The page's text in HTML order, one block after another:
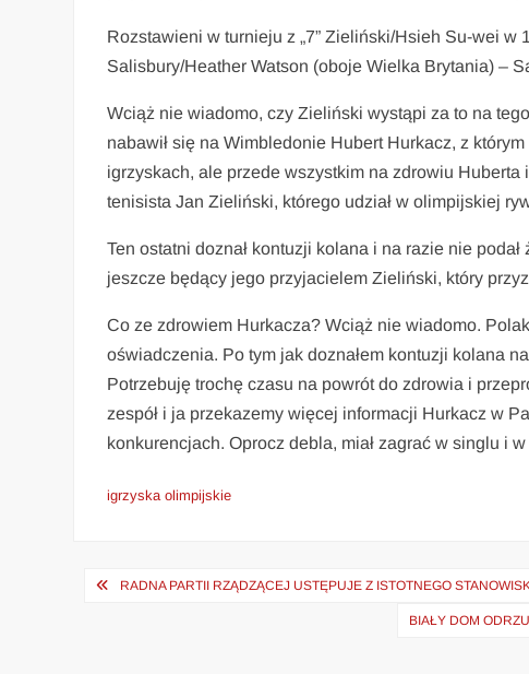
Rozstawieni w turnieju z „7” Zieliński/Hsieh Su-wei w
Salisbury/Heather Watson (oboje Wielka Brytania) –
Wciąż nie wiadomo, czy Zieliński wystąpi za to na
nabawił się na Wimbledonie Hubert Hurkacz, z
igrzyskach, ale przede wszystkim na zdrowiu
tenisista Jan Zieliński, którego udział w olimpijskiej
Ten ostatni doznał kontuzji kolana i na razie nie
jeszcze będący jego przyjacielem Zieliński, który
Co ze zdrowiem Hurkacza? Wciąż nie wiadomo.
oświadczenia. Po tym jak doznałem kontuzji kolana
Potrzebuję trochę czasu na powrót do zdrowia i
zespół i ja przekazemy więcej informacji Hurkacz w
konkurencjach. Oprocz debla, miał zagrać w singlu i
igrzyska olimpijskie
Nawigacja
RADNA PARTII RZĄDZĄCEJ USTĘPUJE Z ISTOTNEGO
BIAŁY DOM